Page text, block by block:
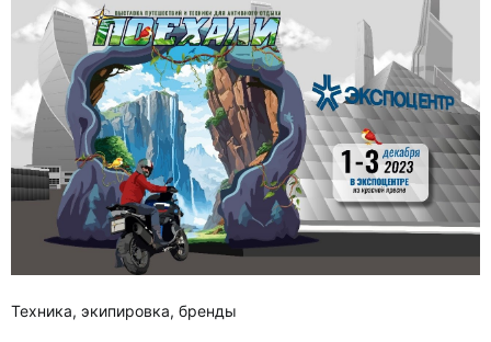
Техника, экипировка, бренды